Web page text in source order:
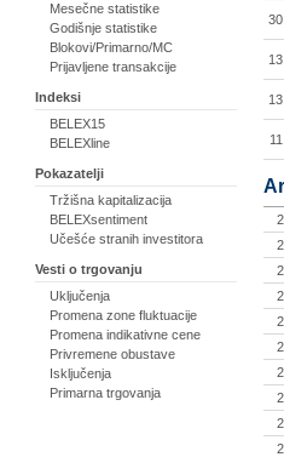
Mesečne statistike
Godišnje statistike
Blokovi/Primarno/MC
Prijavljene transakcije
Indeksi
BELEX15
BELEXline
Pokazatelji
Tržišna kapitalizacija
BELEXsentiment
Učešće stranih investitora
Vesti o trgovanju
Uključenja
Promena zone fluktuacije
Promena indikativne cene
Privremene obustave
Isključenja
Primarna trgovanja